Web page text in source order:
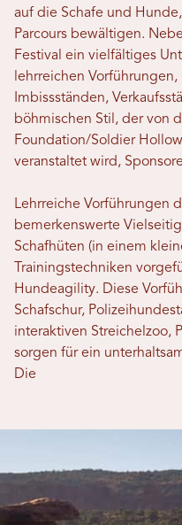
auf die Schafe und
Parcours bewältigen.
Festival ein vielfältiges
lehrreichen
Imbissständen,
böhmischen Stil, der von
Foundation/Soldier
veranstaltet wird,
Lehrreiche Vorführungen
bemerkenswerte
Schafhüten (in einem
Trainingstechniken
Hundeagility. Diese
Schafschur,
interaktiven Streichelzoo,
sorgen für ein
Die